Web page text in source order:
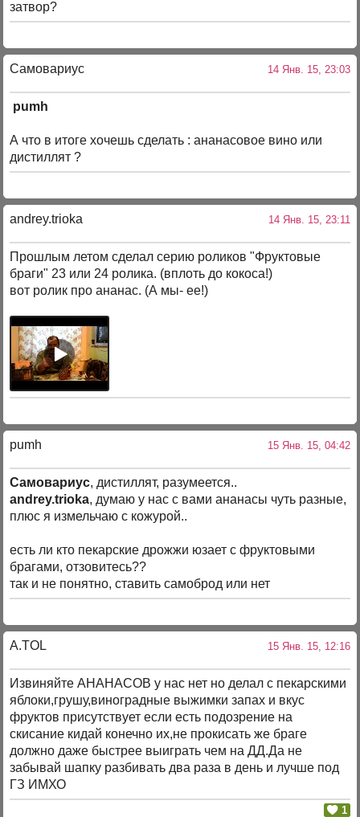
затвор?
Самовариус 14 Янв. 15, 23:03
pumh
А что в итоге хочешь сделать : ананасовое вино или
дистиллят ?
andrey.trioka 14 Янв. 15, 23:11
Прошлым летом сделал серию роликов "Фруктовые
браги" 23 или 24 ролика. (вплоть до кокоса!)
вот ролик про ананас. (А мы- ее!)
pumh 15 Янв. 15, 04:42
Самовариус, дистиллят, разумеется..
andrey.trioka, думаю у нас с вами ананасы чуть разные,
плюс я измельчаю с кожурой..
есть ли кто пекарские дрожжи юзает с фруктовыми
брагами, отзовитесь??
так и не понятно, ставить самоброд или нет
A.TOL 15 Янв. 15, 12:16
Извиняйте АНАНАСОВ у нас нет но делал с пекарскими
яблоки,грушу,виноградные выжимки запах и вкус
фруктов присутствует если есть подозрение на
скисание кидай конечно их,не прокисать же браге
должно даже быстрее выиграть чем на ДД.Да не
забывай шапку разбивать два раза в день и лучше под
ГЗ ИМХО
1